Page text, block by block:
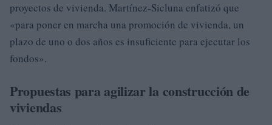
proyectos de vivienda. Martínez-Sicluna enfatizó que
«para poner en marcha una promoción de vivienda, un
plazo de uno o dos años es insuficiente para ejecutar los
fondos».
Propuestas para agilizar la construcción de
viviendas